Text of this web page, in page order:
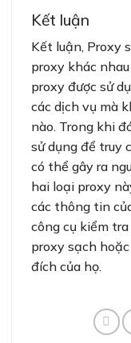
Kết luận
Kết luận, Proxy
proxy khác
proxy được sử
các dịch vụ mà
nào. Trong khi
sử dụng để truy
có thể gây ra
hai loại proxy
các thông tin
công cụ kiểm
proxy sạch
đích của họ.